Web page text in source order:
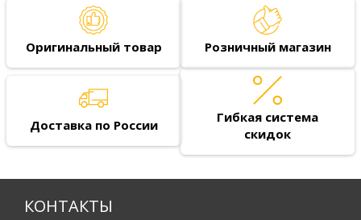
Оригинальный товар Розничный магазин
Доставка по России
Гибкая система
скидок
КОНТАКТЫ